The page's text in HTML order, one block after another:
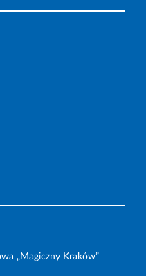
„Magiczny Kraków”